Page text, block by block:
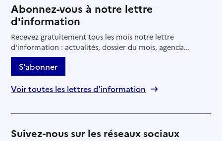
Abonnez-vous à notre lettre
d'information
Recevez gratuitement tous les mois notre lettre
d'information : actualités, dossier du mois, agenda...
S'abonner
Voir toutes les lettres d'information
Suivez-nous sur les réseaux sociaux